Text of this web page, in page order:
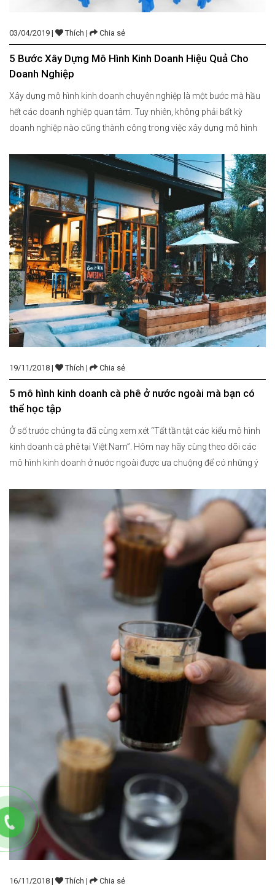
03/04/2019 | Thích | Chia sẻ
5 Bước Xây Dựng Mô Hình Kinh Doanh Hiệu Quả Cho
Doanh Nghiệp
Xây dựng mô hình kinh doanh chuyên nghiệp là một bước mà hầu
hết các doanh nghiệp quan tâm. Tuy nhiên, không phải bất kỳ
doanh nghiệp nào cũng thành công trong việc xây dựng mô hình
dành cho doanh nghiệp. […]
19/11/2018 | Thích | Chia sẻ
5 mô hình kinh doanh cà phê ở nước ngoài mà bạn có
thể học tập
Ở số trước chúng ta đã cùng xem xét “Tất tần tật các kiểu mô hình
kinh doanh cà phê tại Việt Nam”. Hôm nay hãy cùng theo dõi các
mô hình kinh doanh ở nước ngoài được ưa chuộng để có những ý
16/11/2018 | Thích | Chia sẻ